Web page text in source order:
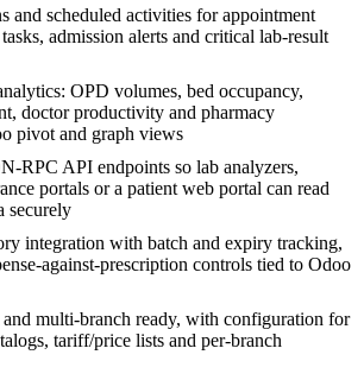
and scheduled activities for appointment
admission alerts and critical lab-result
OPD volumes, bed occupancy,
doctor productivity and pharmacy
pivot and graph views
RPC API endpoints so lab analyzers,
portals or a patient web portal can read
securely
integration with batch and expiry tracking,
against-prescription controls tied to Odoo
multi-branch ready, with configuration for
tariff/price lists and per-branch